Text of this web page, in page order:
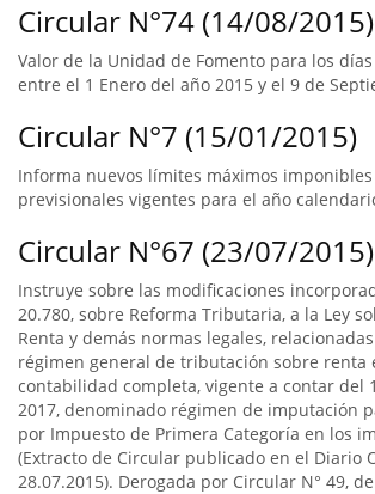
Circular N°74 (14/08/2015)
Valor de la Unidad de Fomento para los
entre el 1 Enero del año 2015 y el 9 de
Circular N°7 (15/01/2015)
Informa nuevos límites máximos
previsionales vigentes para el año
Circular N°67 (23/07/2015)
Instruye sobre las modificaciones
20.780, sobre Reforma Tributaria, a la Ley
Renta y demás normas legales,
régimen general de tributación sobre renta
contabilidad completa, vigente a contar del
2017, denominado régimen de imputación
por Impuesto de Primera Categoría en los
(Extracto de Circular publicado en el Diario
28.07.2015). Derogada por Circular N° 49,